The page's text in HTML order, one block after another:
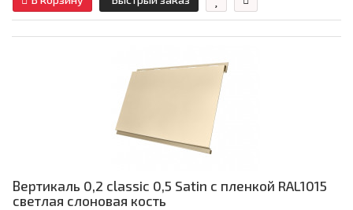
Вертикаль 0,2 classic 0,5 Satin с пленкой RAL1015
светлая слоновая кость